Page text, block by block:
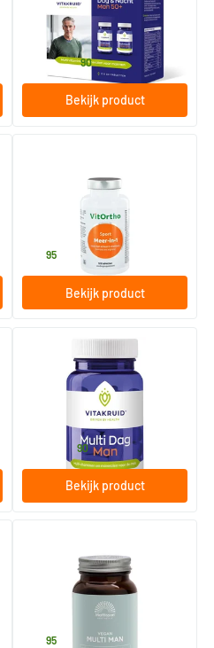
60/​180 tabletten
Vitakruid
vanaf29.90
Bekijk product
120 tabletten
95
Bekijk product
(1)
Multi Dag Man
30/​90 tabletten
Vitakruid
90
Bekijk product
Vegan Multi Man
60 vegicaps
Mattisson Healthstyle
95